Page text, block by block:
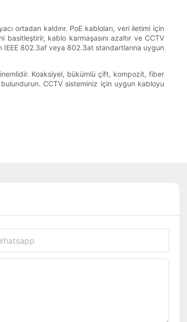
ortadan kaldırır. PoE kabloları, veri iletimi için
basitleştirir, kablo karmaşasını azaltır ve CCTV
IEEE 802.3af veya 802.3at standartlarına uygun
Koaksiyel, bükümlü çift, kompozit, fiber
CCTV sisteminiz için uygun kabloyu